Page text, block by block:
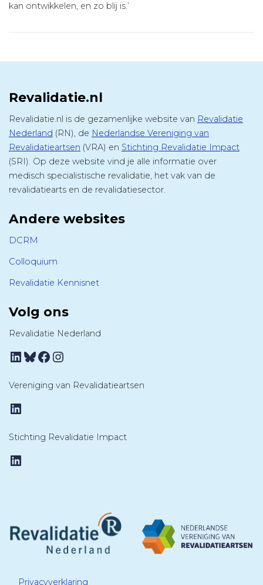
kan ontwikkelen, en zo blij is.’
Revalidatie.nl
Revalidatie.nl is de gezamenlijke website van Revalidatie
Nederland (RN), de Nederlandse Vereniging van
Revalidatieartsen (VRA) en Stichting Revalidatie Impact
(SRI). Op deze website vind je alle informatie over
medisch specialistische revalidatie, het vak van de
revalidatiearts en de revalidatiesector.
Andere websites
DCRM
Colloquium
Revalidatie Kennisnet
Volg ons
Revalidatie Nederland
LinkedIn
Bluesky
Facebook
Instagram
Vereniging van Revalidatieartsen
LinkedIn
Stichting Revalidatie Impact
LinkedIn
Privacyverklaring